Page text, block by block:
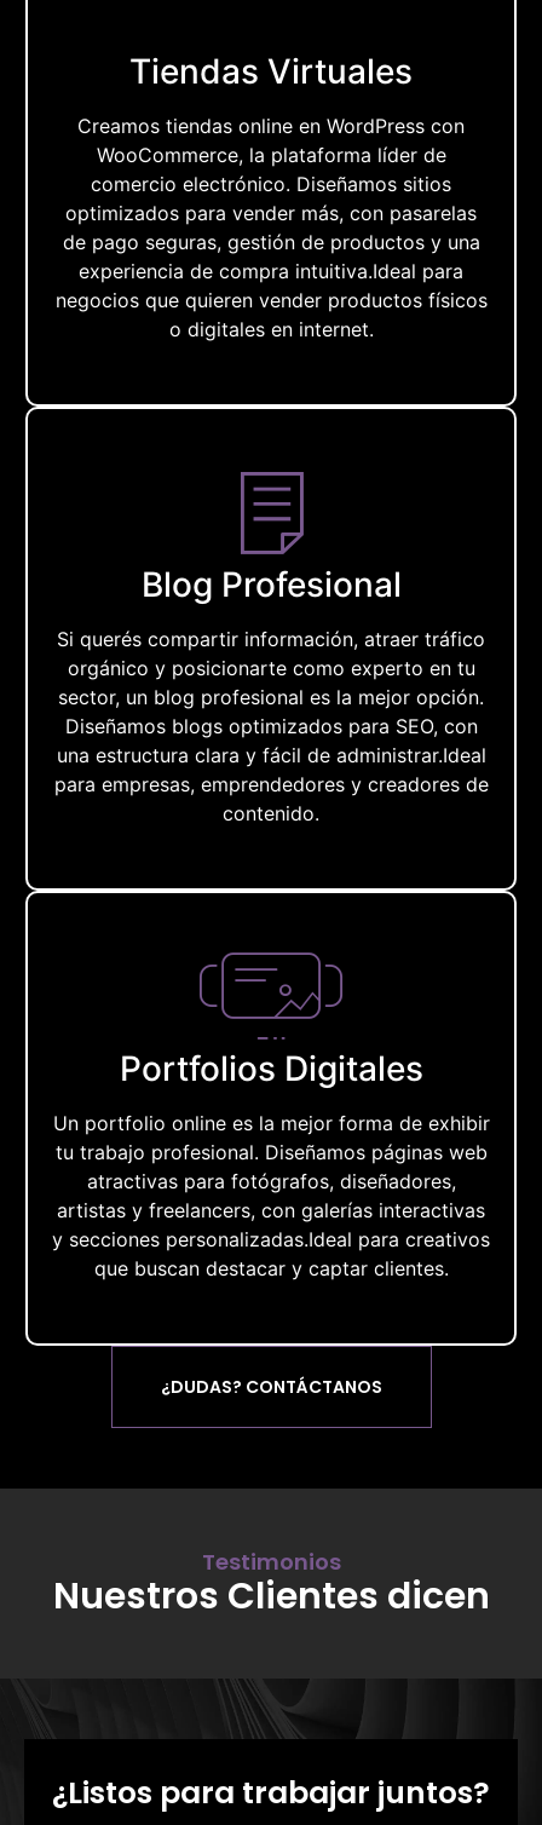
Tiendas Virtuales
Creamos tiendas online en WordPress con
WooCommerce, la plataforma líder de
comercio electrónico. Diseñamos sitios
optimizados para vender más, con pasarelas
de pago seguras, gestión de productos y una
experiencia de compra intuitiva.Ideal para
negocios que quieren vender productos físicos
o digitales en internet.
Blog Profesional
Si querés compartir información, atraer tráfico
orgánico y posicionarte como experto en tu
sector, un blog profesional es la mejor opción.
Diseñamos blogs optimizados para SEO, con
una estructura clara y fácil de administrar.Ideal
para empresas, emprendedores y creadores de
contenido.
Portfolios Digitales
Un portfolio online es la mejor forma de exhibir
tu trabajo profesional. Diseñamos páginas web
atractivas para fotógrafos, diseñadores,
artistas y freelancers, con galerías interactivas
y secciones personalizadas.Ideal para creativos
que buscan destacar y captar clientes.
¿DUDAS? CONTÁCTANOS
Testimonios
Nuestros Clientes dicen
¿Listos para trabajar juntos?